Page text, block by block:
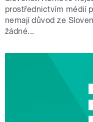
prostřednictvím médií
nemají důvod ze
žádné...